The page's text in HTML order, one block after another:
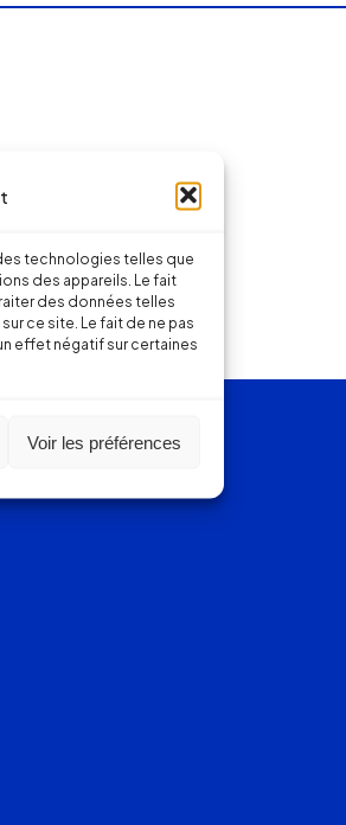
technologies telles que
des appareils. Le fait
des données telles
ce site. Le fait de ne pas
effet négatif sur certaines
Voir les préférences